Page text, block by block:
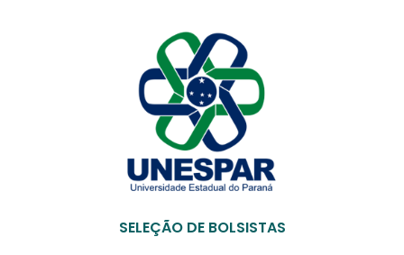
SELEÇÃO DE BOLSISTAS